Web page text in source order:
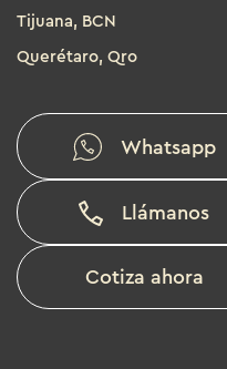
Tijuana, BCN
Querétaro, Qro
Whatsapp
Llámanos
Cotiza ahora